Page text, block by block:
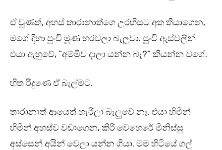
ඒ වුණත්, අහස් තාරානාත්ගෙ උරහිසට අත තියාගෙන,
මගේ දිහා පුංචි මූණ හරවලා බැලුවා. පුංචි ඇස්වලින්
එයා ඇහුවේ, “අම්මිව දාලා යන්න බෑ?” කියන්න වගේ.
හිත රිදුණෙ ඒ බැල්මට.
තාරානාත් ආයෙත් හැරිලා බැලුවේ නෑ. එයා හිමින්
හිමින් අහස්ව වඩාගෙන, කිරි වෙහෙරේ මිනිස්සු
අස්සෙන් අයින් වෙලා යන්න ගියා. මම හිටියේ ගල්